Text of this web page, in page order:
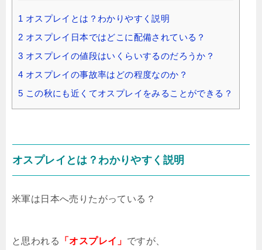
1 オスプレイとは？わかりやすく説明
2 オスプレイ日本ではどこに配備されている？
3 オスプレイの値段はいくらいするのだろうか？
4 オスプレイの事故率はどの程度なのか？
5 この秋にも近くてオスプレイをみることができる？
オスプレイとは？わかりやすく説明
米軍は日本へ売りたがっている？
と思われる 「オスプレイ」 ですが、